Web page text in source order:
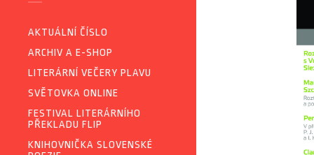
AKTUÁLNÍ ČÍSLO
ARCHIV A E-SHOP
LITERÁRNÍ VEČERY PLAVU
SVĚTOVKA ONLINE
FESTIVAL LITERÁRNÍHO
PŘEKLADU FLIP
KNIHOVNIČKA SLOVENSKÉ